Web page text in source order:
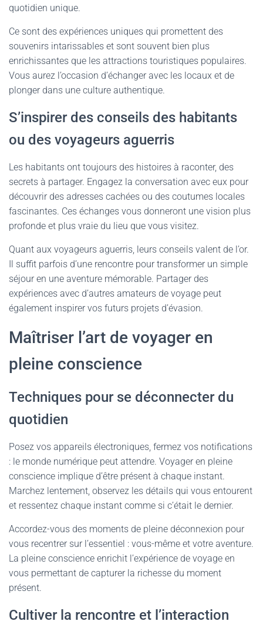
quotidien unique.
Ce sont des expériences uniques qui promettent des
souvenirs intarissables et sont souvent bien plus
enrichissantes que les attractions touristiques populaires.
Vous aurez l’occasion d’échanger avec les locaux et de
plonger dans une culture authentique.
S’inspirer des conseils des habitants
ou des voyageurs aguerris
Les habitants ont toujours des histoires à raconter, des
secrets à partager. Engagez la conversation avec eux pour
découvrir des adresses cachées ou des coutumes locales
fascinantes. Ces échanges vous donneront une vision plus
profonde et plus vraie du lieu que vous visitez.
Quant aux voyageurs aguerris, leurs conseils valent de l’or.
Il suffit parfois d’une rencontre pour transformer un simple
séjour en une aventure mémorable. Partager des
expériences avec d’autres amateurs de voyage peut
également inspirer vos futurs projets d’évasion.
Maîtriser l’art de voyager en
pleine conscience
Techniques pour se déconnecter du
quotidien
Posez vos appareils électroniques, fermez vos notifications
: le monde numérique peut attendre. Voyager en pleine
conscience implique d’être présent à chaque instant.
Marchez lentement, observez les détails qui vous entourent
et ressentez chaque instant comme si c’était le dernier.
Accordez-vous des moments de pleine déconnexion pour
vous recentrer sur l’essentiel : vous-même et votre aventure.
La pleine conscience enrichit l’expérience de voyage en
vous permettant de capturer la richesse du moment
présent.
Cultiver la rencontre et l’interaction